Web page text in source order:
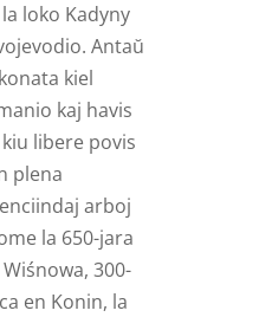
loko Kadyny
Antaŭ
kiel
kaj havis
libere povis
plena
arboj
la 650-jara
300-
en Konin, la